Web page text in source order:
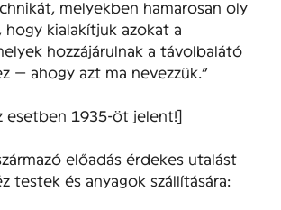
melyekben hamarosan oly
hogy kialakítjuk azokat a
hozzájárulnak a távolbalátó
— ahogy azt ma nevezzük.”
esetben 1935-öt jelent!]
előadás érdekes utalást
testek és anyagok szállítására: